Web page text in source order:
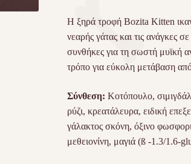
H ξηρά τροφή Bozita Kitten
νεαρής γάτας και τις ανάγκες
συνθήκες για τη σωστή μυϊκή
τρόπο για εύκολη μετάβαση
Σύνθεση: Κοτόπουλο,
ρύζι, κρεατάλευρα, ειδική
γάλακτος σκόνη, όξινο
μεθειονίνη, μαγιά (ß -1.3/1.6-